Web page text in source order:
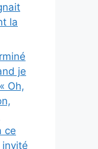
la
je
Oh,
ce
invité